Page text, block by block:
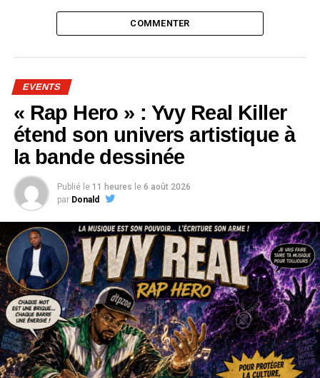
COMMENTER
EVENTS
« Rap Hero » : Yvy Real Killer
étend son univers artistique à
la bande dessinée
Publié le 11 heures le 6 août 2026
par Donald